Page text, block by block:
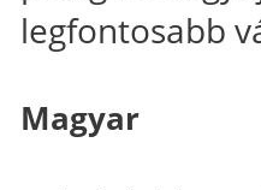
legfontosabb
Magyar